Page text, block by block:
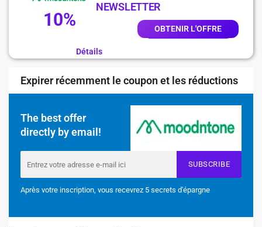
10%
NEWSLETTER
OBTENIR L'OFFRE
Détails
Expirer récemment le coupon et les réductions
The best offer
directly by email!
SUBSCRIBE
Après votre inscription, vous recevrez 5 secrets d'épargne